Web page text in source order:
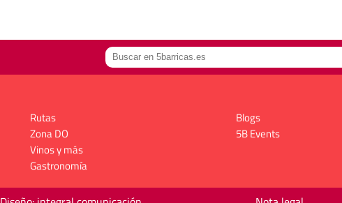
Rutas
Zona DO
Vinos y más
Gastronomía
Blogs
5B Events